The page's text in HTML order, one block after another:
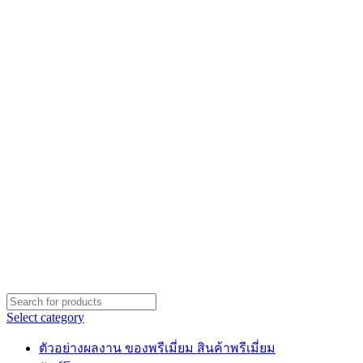
Select category
ตัวอย่างผลงาน ของพรีเมี่ยม สินค้าพรีเมี่ยม